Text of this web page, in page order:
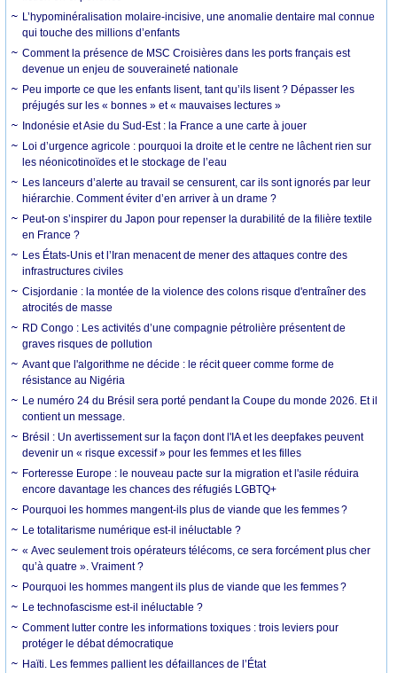
L’hypominéralisation molaire-incisive, une anomalie dentaire mal connue
qui touche des millions d’enfants
Comment la présence de MSC Croisières dans les ports français est
devenue un enjeu de souveraineté nationale
Peu importe ce que les enfants lisent, tant qu’ils lisent ? Dépasser les
préjugés sur les « bonnes » et « mauvaises lectures »
Indonésie et Asie du Sud-Est : la France a une carte à jouer
Loi d’urgence agricole : pourquoi la droite et le centre ne lâchent rien sur
les néonicotinoïdes et le stockage de l’eau
Les lanceurs d’alerte au travail se censurent, car ils sont ignorés par leur
hiérarchie. Comment éviter d’en arriver à un drame ?
Peut-on s’inspirer du Japon pour repenser la durabilité de la filière textile
en France ?
Les États-Unis et l’Iran menacent de mener des attaques contre des
infrastructures civiles
Cisjordanie : la montée de la violence des colons risque d'entraîner des
atrocités de masse
RD Congo : Les activités d’une compagnie pétrolière présentent de
graves risques de pollution
Avant que l'algorithme ne décide : le récit queer comme forme de
résistance au Nigéria
Le numéro 24 du Brésil sera porté pendant la Coupe du monde 2026. Et il
contient un message.
Brésil : Un avertissement sur la façon dont l'IA et les deepfakes peuvent
devenir un « risque excessif » pour les femmes et les filles
Forteresse Europe : le nouveau pacte sur la migration et l'asile réduira
encore davantage les chances des réfugiés LGBTQ+
Pourquoi les hommes mangent-ils plus de viande que les femmes ?
Le totalitarisme numérique est-il inéluctable ?
« Avec seulement trois opérateurs télécoms, ce sera forcément plus cher
qu’à quatre ». Vraiment ?
Pourquoi les hommes mangent ils plus de viande que les femmes ?
Le technofascisme est-il inéluctable ?
Comment lutter contre les informations toxiques : trois leviers pour
protéger le débat démocratique
Haïti. Les femmes pallient les défaillances de l’État